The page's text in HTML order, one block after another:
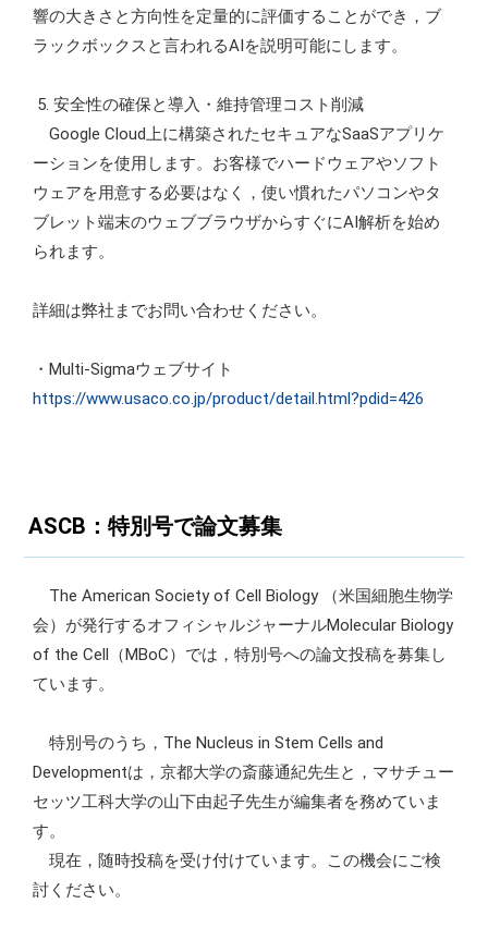
響の大きさと方向性を定量的に評価することができ，ブ
ラックボックスと言われるAIを説明可能にします。
5. 安全性の確保と導入・維持管理コスト削減
Google Cloud上に構築されたセキュアなSaaSアプリケ
ーションを使用します。お客様でハードウェアやソフト
ウェアを用意する必要はなく，使い慣れたパソコンやタ
ブレット端末のウェブブラウザからすぐにAI解析を始め
られます。
詳細は弊社までお問い合わせください。
・Multi-Sigmaウェブサイト
https://www.usaco.co.jp/product/detail.html?pdid=426
ASCB：特別号で論文募集
The American Society of Cell Biology （米国細胞生物学
会）が発行するオフィシャルジャーナルMolecular Biology
of the Cell（MBoC）では，特別号への論文投稿を募集し
ています。
特別号のうち，The Nucleus in Stem Cells and
Developmentは，京都大学の斎藤通紀先生と，マサチュー
セッツ工科大学の山下由起子先生が編集者を務めていま
す。
現在，随時投稿を受け付けています。この機会にご検
討ください。